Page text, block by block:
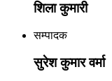
शिला कुमारी
सम्पादक
सुरेश कुमार वर्मा